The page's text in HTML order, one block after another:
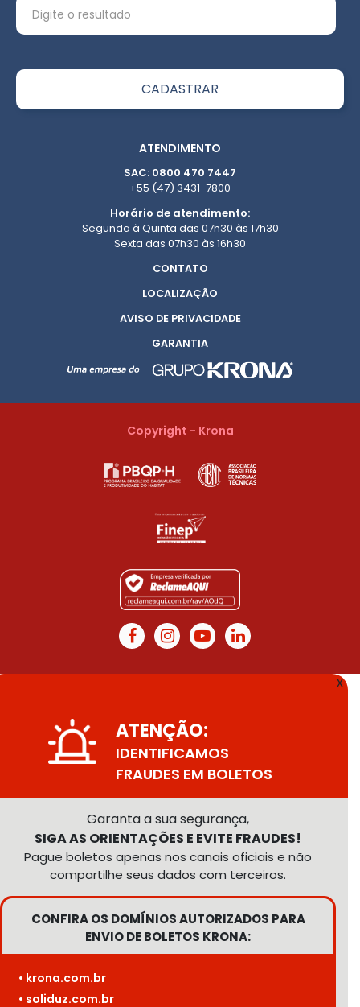
ATENDIMENTO
SAC: 0800 470 7447
+55 (47) 3431-7800
Horário de atendimento:
Segunda à Quinta das 07h30 às 17h30
Sexta das 07h30 às 16h30
CONTATO
LOCALIZAÇÃO
AVISO DE PRIVACIDADE
GARANTIA
Copyright - Krona
X
ATENÇÃO:
IDENTIFICAMOS
FRAUDES EM BOLETOS
Garanta a sua segurança,
SIGA AS ORIENTAÇÕES E EVITE FRAUDES!
Pague boletos apenas nos canais oficiais e não
compartilhe seus dados com terceiros.
CONFIRA OS DOMÍNIOS AUTORIZADOS PARA
ENVIO DE BOLETOS KRONA:
• krona.com.br
• soliduz.com.br